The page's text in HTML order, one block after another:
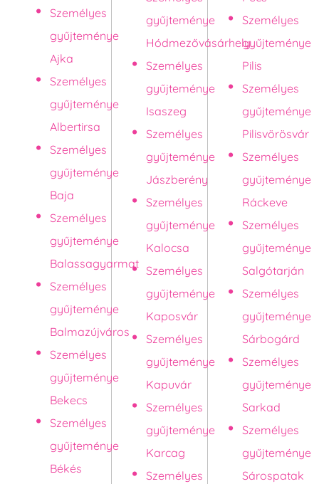
Személyes
gyűjteménye
Ajka
Személyes
gyűjteménye
Albertirsa
Személyes
gyűjteménye
Baja
Személyes
gyűjteménye
Balassagyarmat
Személyes
gyűjteménye
Balmazújváros
Személyes
gyűjteménye
Bekecs
Személyes
gyűjteménye
Békés
gyűjteménye
Hódmezővásárhely
Személyes
gyűjteménye
Isaszeg
Személyes
gyűjteménye
Jászberény
Személyes
gyűjteménye
Kalocsa
Személyes
gyűjteménye
Kaposvár
Személyes
gyűjteménye
Kapuvár
Személyes
gyűjteménye
Karcag
Személyes
Személyes
gyűjteménye
Pilis
Személyes
gyűjteménye
Pilisvörösvár
Személyes
gyűjteménye
Ráckeve
Személyes
gyűjteménye
Salgótarján
Személyes
gyűjteménye
Sárbogárd
Személyes
gyűjteménye
Sarkad
Személyes
gyűjteménye
Sárospatak